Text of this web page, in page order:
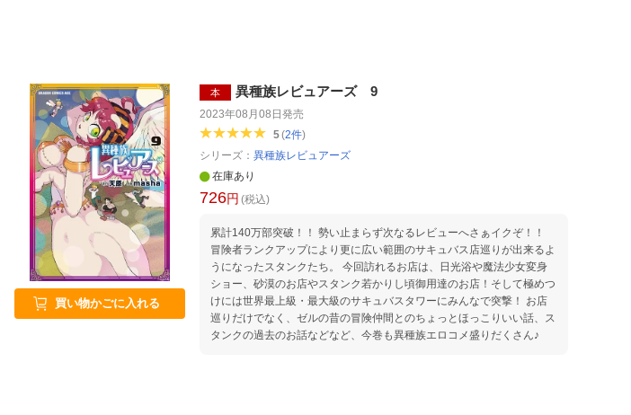
買い物かごに入れる
本 異種族レビュアーズ 9
2023年08月08日 発売
5(2件)
シリーズ： 異種族レビュアーズ
在庫あり
726円 (税込)
累計140万部突破！！ 勢い止まらず次なるレビューへさぁイクぞ！！
冒険者ランクアップにより更に広い範囲のサキュバス店巡りが出来るよ
うになったスタンクたち。 今回訪れるお店は、日光浴や魔法少女変身
ショー、砂漠のお店やスタンク若かりし頃御用達のお店！そして極めつ
けには世界最上級・最大級のサキュバスタワーにみんなで突撃！ お店
巡りだけでなく、ゼルの昔の冒険仲間とのちょっとほっこりいい話、ス
タンクの過去のお話などなど、今巻も異種族エロコメ盛りだくさん♪